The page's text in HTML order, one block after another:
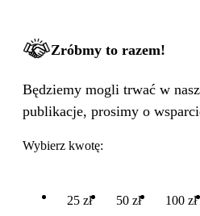
Zróbmy to razem!
Będziemy mogli trwać w
publikacje, prosimy o
Wybierz kwotę:
25 zł 50 zł 100 zł